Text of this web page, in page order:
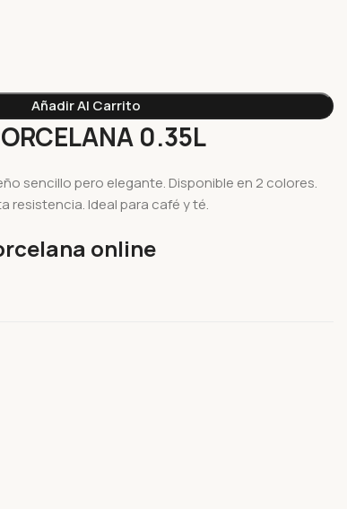
Añadir Al Carrito
0.35L
sencillo pero elegante. Disponible en 2 colores.
resistencia. Ideal para café y té.
online